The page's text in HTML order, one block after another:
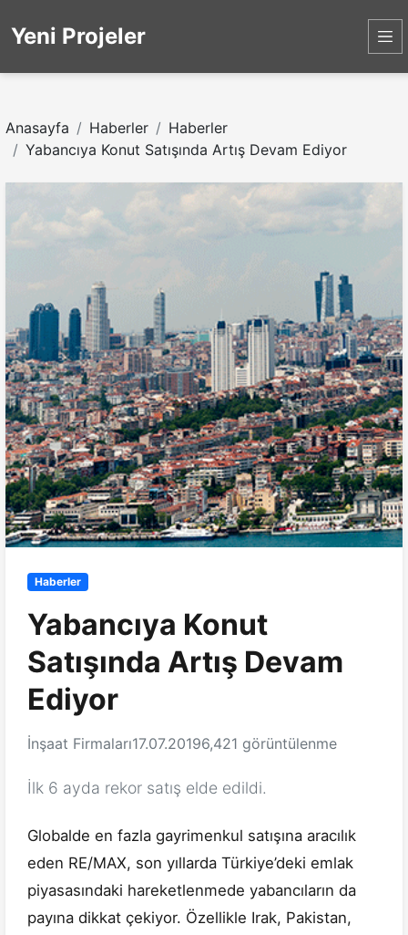
Yeni Projeler
Anasayfa Haberler
Haberler
Yabancıya Konut Satışında Artış Devam Ediyor
Haberler
Yabancıya Konut
Satışında Artış Devam
Ediyor
İnşaat Firmaları17.07.20196,421 görüntülenme
İlk 6 ayda rekor satış elde edildi.
Globalde en fazla gayrimenkul satışına aracılık
eden RE/MAX, son yıllarda Türkiye’deki emlak
piyasasındaki hareketlenmede yabancıların da
payına dikkat çekiyor. Özellikle Irak, Pakistan,